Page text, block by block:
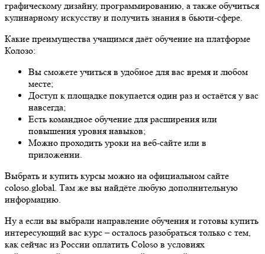
графическому дизайну, программированию, а также обучиться
кулинарному искусству и получить знания в бьюти-сфере.
Какие преимущества учащимся даёт обучение на платформе
Колозо:
Вы сможете учиться в удобное для вас время и любом
месте;
Доступ к площадке покупается один раз и остаётся у вас
навсегда;
Есть командное обучение для расширения или
повышения уровня навыков;
Можно проходить уроки на веб-сайте или в
приложении.
Выбрать и купить курсы можно на официальном сайте
coloso.global. Там же вы найдёте любую дополнительную
информацию.
Ну а если вы выбрали направление обучения и готовы купить
интересующий вас курс – осталось разобраться только с тем,
как сейчас из России оплатить Coloso в условиях